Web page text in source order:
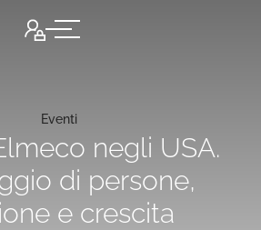
Eventi
negli USA.
di persone,
e crescita